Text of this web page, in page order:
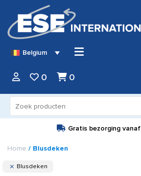
Belgium
0 0
naar:
Gratis bezorging vanaf
Home / Blusdeken
Blusdeken